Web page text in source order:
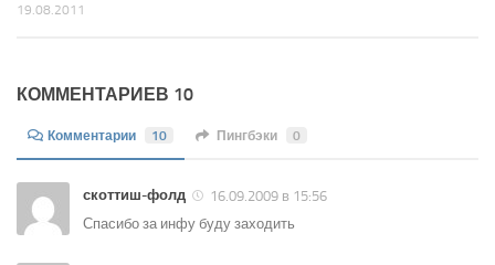
19.08.2011
КОММЕНТАРИЕВ 10
Комментарии 10 Пингбэки 0
скоттиш-фолд
16.09.2009 в 15:56
Спасибо за инфу буду заходить